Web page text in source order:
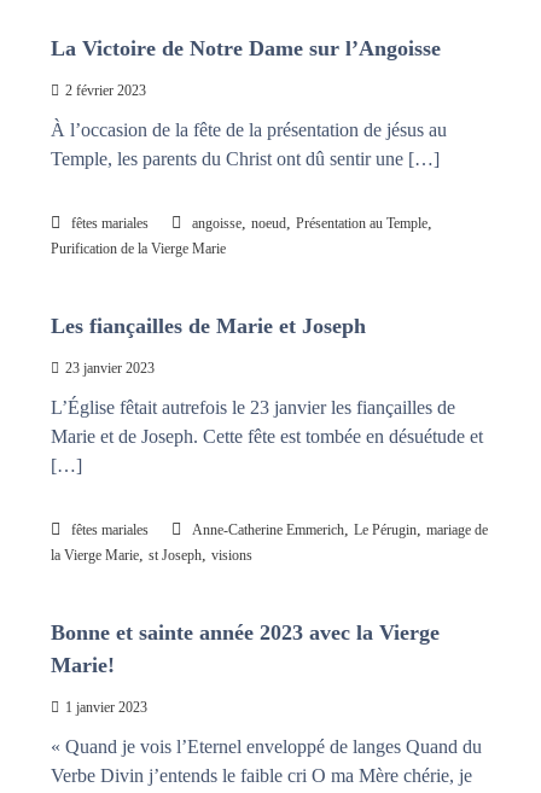
La Victoire de Notre Dame sur l’Angoisse
2 février 2023
À l’occasion de la fête de la présentation de jésus au
Temple, les parents du Christ ont dû sentir une […]
fêtes mariales angoisse, noeud, Présentation au Temple,
Purification de la Vierge Marie
Les fiançailles de Marie et Joseph
23 janvier 2023
L’Église fêtait autrefois le 23 janvier les fiançailles de
Marie et de Joseph. Cette fête est tombée en désuétude et
[…]
fêtes mariales Anne-Catherine Emmerich, Le Pérugin, mariage de
la Vierge Marie, st Joseph, visions
Bonne et sainte année 2023 avec la Vierge
Marie!
1 janvier 2023
« Quand je vois l’Eternel enveloppé de langes Quand du
Verbe Divin j’entends le faible cri O ma Mère chérie, je